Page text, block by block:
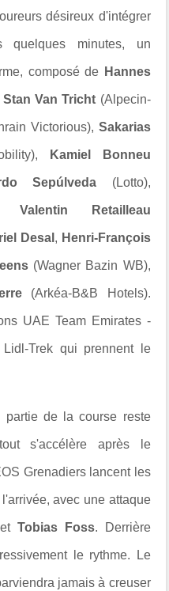
désireux d'intégrer
quelques minutes, un
composé de Hannes
Stan Van Tricht (Alpecin-
Victorious), Sakarias
Kamiel Bonneu
Sepúlveda (Lotto),
Valentin Retailleau
Desal , Henri-François
(Wagner Bazin WB),
(Arkéa-B&B Hotels).
UAE Team Emirates -
Trek qui prennent le
partie de la course reste
s'accélère après le
Grenadiers lancent les
avec une attaque
Tobias Foss. Derrière
le rythme. Le
jamais à creuser